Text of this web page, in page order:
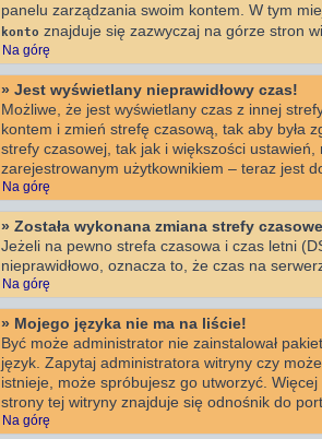
panelu zarządzania swoim kontem. W tym
konto znajduje się zazwyczaj na górze stron
Na górę
» Jest wyświetlany nieprawidłowy czas!
Możliwe, że jest wyświetlany czas z innej
kontem i zmień strefę czasową, tak aby była
strefy czasowej, tak jak i większości
zarejestrowanym użytkownikiem – teraz jest
Na górę
» Została wykonana zmiana strefy
Jeżeli na pewno strefa czasowa i czas letni
nieprawidłowo, oznacza to, że czas na
Na górę
» Mojego języka nie ma na liście!
Być może administrator nie zainstalował
język. Zapytaj administratora witryny czy
istnieje, może spróbujesz go utworzyć.
strony tej witryny znajduje się odnośnik do
Na górę